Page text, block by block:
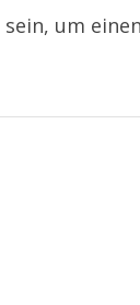
sein, um